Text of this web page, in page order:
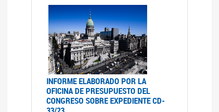
INFORME ELABORADO POR LA
OFICINA DE PRESUPUESTO DEL
CONGRESO SOBRE EXPEDIENTE CD-